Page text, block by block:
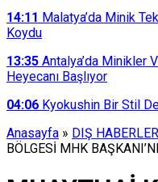
14:11 Malatya’da Minik
Koydu
13:35 Antalya’da Minikler
Heyecanı Başlıyor
04:06 Kyokushin Bir Stil
Anasayfa » DIŞ HABERLER
BÖLGESİ MHK